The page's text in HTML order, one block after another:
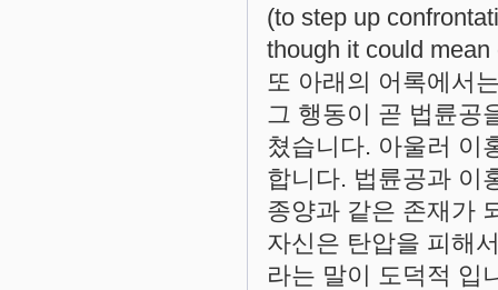
(to step up
though it could
또 아래의 어록에서
그 행동이 곧 법륜공
쳤습니다. 아울러 이
합니다. 법륜공과 이
종양과 같은 존재가
자신은 탄압을 피해
라는 말이 도덕적 입